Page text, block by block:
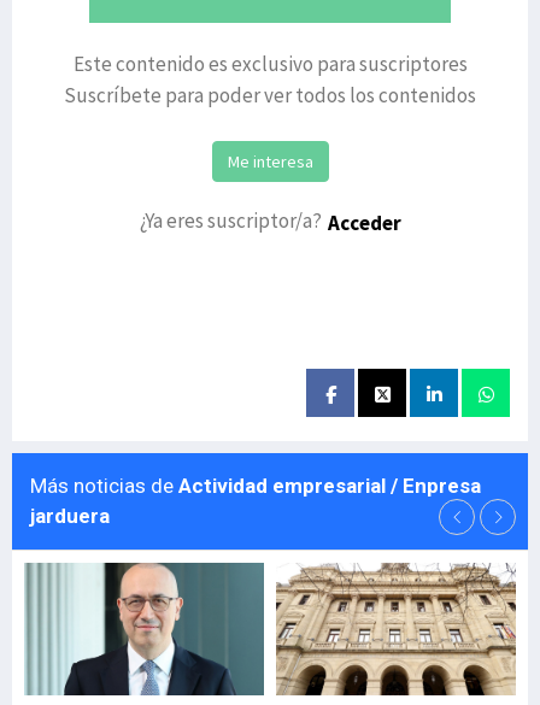
Este contenido es exclusivo para suscriptores
Suscríbete para poder ver todos los contenidos
Me interesa
¿Ya eres suscriptor/a? Acceder
Más noticias de Actividad empresarial / Enpresa
jarduera